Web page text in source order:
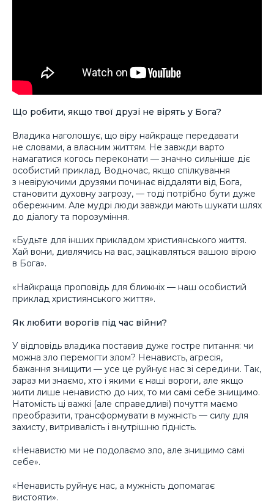
Що робити, якщо твої друзі не вірять у Бога?
Владика наголошує, що віру найкраще передавати
не словами, а власним життям. Не завжди варто
намагатися когось переконати — значно сильніше діє
особистий приклад. Водночас, якщо спілкування
з невіруючими друзями починає віддаляти від Бога,
становити духовну загрозу, — тоді потрібно бути дуже
обережним. Але мудрі люди завжди мають шукати шлях
до діалогу та порозуміння.
«Будьте для інших прикладом християнського життя.
Хай вони, дивлячись на вас, зацікавляться вашою вірою
в Бога».
«Найкраща проповідь для ближніх — наш особистий
приклад християнського життя».
Як любити ворогів під час війни?
У відповідь владика поставив дуже гостре питання: чи
можна зло перемогти злом? Ненависть, агресія,
бажання знищити — усе це руйнує нас зі середини. Так,
зараз ми знаємо, хто і якими є наші вороги, але якщо
жити лише ненавистю до них, то ми самі себе знищимо.
Натомість ці важкі (але справедливі) почуття маємо
преобразити, трансформувати в мужність — силу для
захисту, витривалість і внутрішню гідність.
«Ненавистю ми не подолаємо зло, але знищимо самі
себе».
«Ненависть руйнує нас, а мужність допомагає
вистояти».